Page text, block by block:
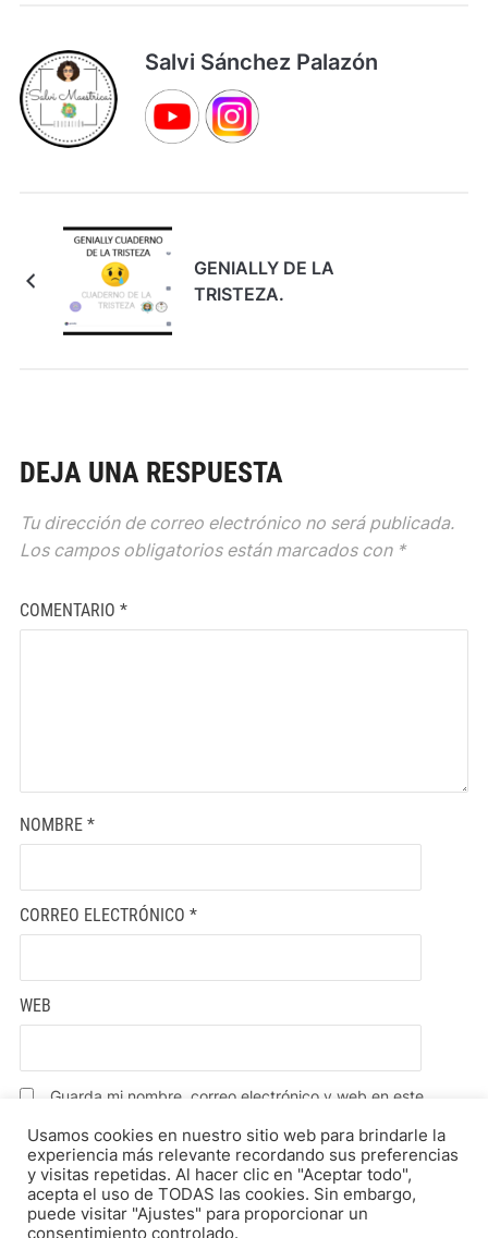
Salvi Sánchez Palazón
GENIALLY DE LA
TRISTEZA.
DEJA UNA RESPUESTA
Tu dirección de correo electrónico no será publicada.
Los campos obligatorios están marcados con *
COMENTARIO *
NOMBRE *
CORREO ELECTRÓNICO *
WEB
Guarda mi nombre, correo electrónico y web en este
Usamos cookies en nuestro sitio web para brindarle la
experiencia más relevante recordando sus preferencias
y visitas repetidas. Al hacer clic en "Aceptar todo",
acepta el uso de TODAS las cookies. Sin embargo,
puede visitar "Ajustes" para proporcionar un
consentimiento controlado.